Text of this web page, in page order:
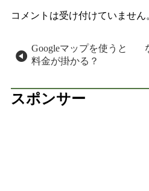
コメントは受け付けていません
Googleマップを使うと
料金が掛かる？
スポンサー